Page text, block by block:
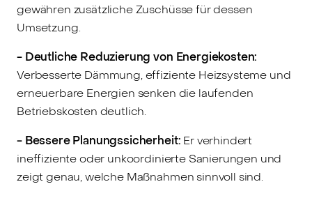
gewähren zusätzliche Zuschüsse für dessen
Umsetzung.
- Deutliche Reduzierung von Energiekosten:
Verbesserte Dämmung, effiziente Heizsysteme und
erneuerbare Energien senken die laufenden
Betriebskosten deutlich.
- Bessere Planungssicherheit: Er verhindert
ineffiziente oder unkoordinierte Sanierungen und
zeigt genau, welche Maßnahmen sinnvoll sind.